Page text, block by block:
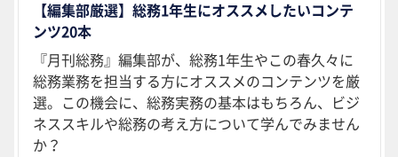
【編集部厳選】総務1年生にオススメしたいコンテ
ンツ20本
『月刊総務』編集部が、総務1年生やこの春久々に
総務業務を担当する方にオススメのコンテンツを厳
選。この機会に、総務実務の基本はもちろん、ビジ
ネススキルや総務の考え方について学んでみません
か？